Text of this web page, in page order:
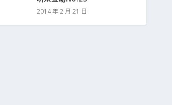
2014 年 2 月 21 日